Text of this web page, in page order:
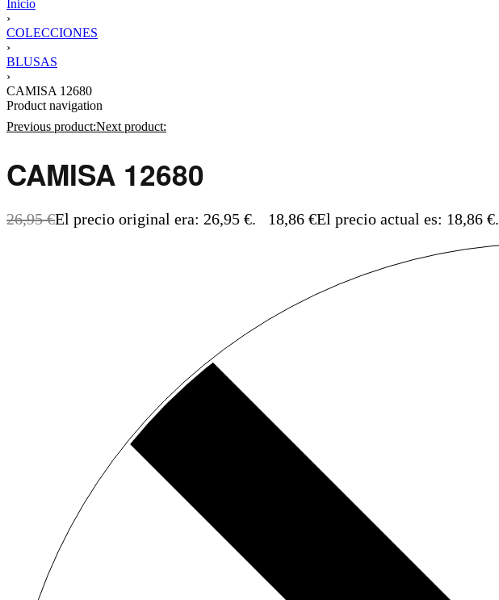
Inicio
›
COLECCIONES
›
BLUSAS
›
CAMISA 12680
Product navigation
Previous product:
56,95 €. 39,86 El
Next product:
precio original era: 24,95 €. 9,95
El
es: 9,95 €.
CAMISA 12680
26,95€El precio original era: 26,95 €. 18,86 €El precio actual es: 18,86 €.